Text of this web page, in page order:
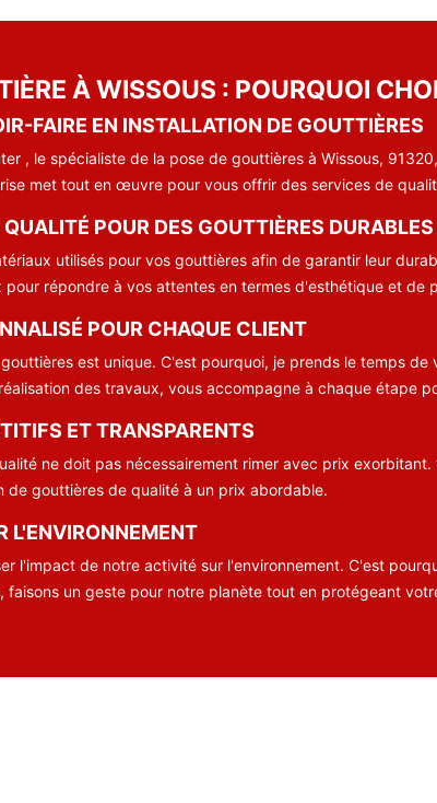
À WISSOUS : POURQUOI
FAIRE EN INSTALLATION DE GOUTTIÈRES
, le spécialiste de la pose de gouttières à Wissous,
met tout en œuvre pour vous offrir des services de
POUR DES GOUTTIÈRES DURABLES
utilisés pour vos gouttières afin de garantir leur
pour répondre à vos attentes en termes d'esthétique et de
POUR CHAQUE CLIENT
est unique. C'est pourquoi, je prends le temps
des travaux, vous accompagne à chaque étape
ET TRANSPARENTS
ne doit pas nécessairement rimer avec prix
de gouttières de qualité à un prix abordable.
L'ENVIRONNEMENT
l'impact de notre activité sur l'environnement. C'est
faisons un geste pour notre planète tout en protégeant